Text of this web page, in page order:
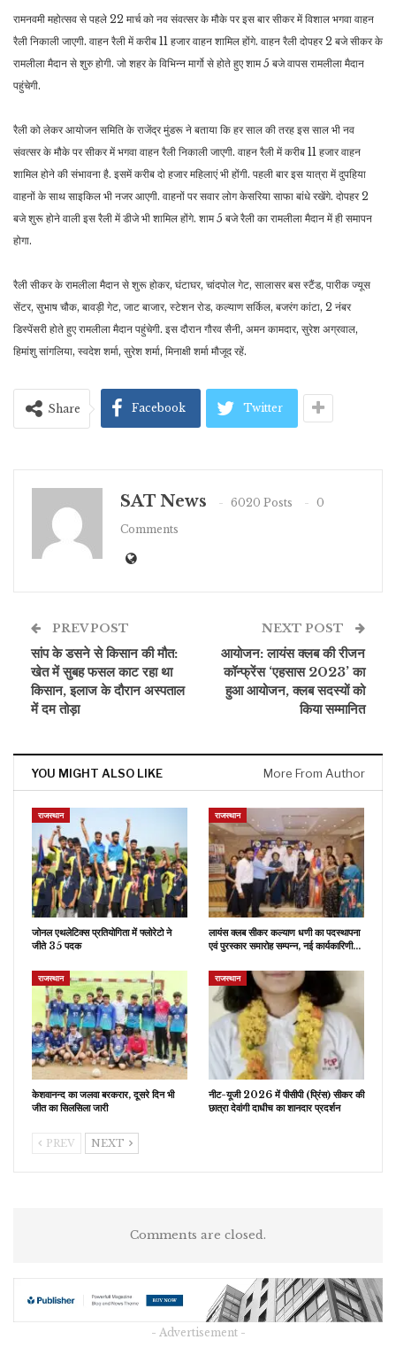
रामनवमी महोत्सव से पहले 22 मार्च को नव संवत्सर के मौके पर इस बार सीकर में विशाल भगवा वाहन
रैली निकाली जाएगी. वाहन रैली में करीब 11 हजार वाहन शामिल होंगे. वाहन रैली दोपहर 2 बजे सीकर के
रामलीला मैदान से शुरु होगी. जो शहर के विभिन्न मार्गो से होते हुए शाम 5 बजे वापस रामलीला मैदान
पहुंचेगी.
रैली को लेकर आयोजन समिति के राजेंद्र मुंडरू ने बताया कि हर साल की तरह इस साल भी नव
संवत्सर के मौके पर सीकर में भगवा वाहन रैली निकाली जाएगी. वाहन रैली में करीब 11 हजार वाहन
शामिल होने की संभावना है. इसमें करीब दो हजार महिलाएं भी होंगी. पहली बार इस यात्रा में दुपहिया
वाहनों के साथ साइकिल भी नजर आएगी. वाहनों पर सवार लोग केसरिया साफा बांधे रखेंगे. दोपहर 2
बजे शुरू होने वाली इस रैली में डीजे भी शामिल होंगे. शाम 5 बजे रैली का रामलीला मैदान में ही समापन
होगा.
रैली सीकर के रामलीला मैदान से शुरू होकर, घंटाघर, चांदपोल गेट, सालासर बस स्टैंड, पारीक ज्यूस
सेंटर, सुभाष चौक, बावड़ी गेट, जाट बाजार, स्टेशन रोड, कल्याण सर्किल, बजरंग कांटा, 2 नंबर
डिस्पेंसरी होते हुए रामलीला मैदान पहुंचेगी. इस दौरान गौरव सैनी, अमन कामदार, सुरेश अग्रवाल,
हिमांशु सांगलिया, स्वदेश शर्मा, सुरेश शर्मा, मिनाक्षी शर्मा मौजूद रहें.
Share Facebook Twitter
SAT News 6020 Posts
0
Comments
PREV POST
सांप के डसने से किसान की मौत:
खेत में सुबह फसल काट रहा था
किसान, इलाज के दौरान अस्पताल
में दम तोड़ा
NEXT POST
आयोजन: लायंस क्लब की रीजन
कॉन्फ्रेंस ‘एहसास 2023’ का
हुआ आयोजन, क्लब सदस्यों को
किया सम्मानित
YOU MIGHT ALSO LIKE More From Author
राजस्थान
जोनल एथलेटिक्स प्रतियोगिता में फ्लोरेटो ने
जीते 35 पदक
राजस्थान
लायंस क्लब सीकर कल्याण धणी का पदस्थापना
एवं पुरस्कार समारोह सम्पन्न, नई कार्यकारिणी…
राजस्थान
केशवानन्द का जलवा बरकरार, दूसरे दिन भी
जीत का सिलसिला जारी
राजस्थान
नीट-यूजी 2026 में पीसीपी (प्रिंस) सीकर की
छात्रा देवांगी दाधीच का शानदार प्रदर्शन
PREV NEXT
Comments are closed.
- Advertisement -